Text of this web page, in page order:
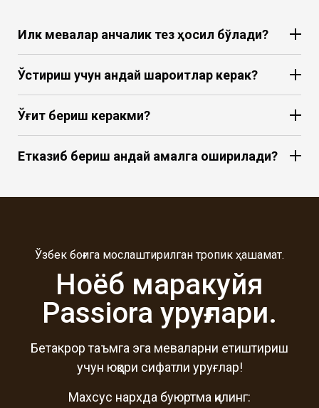
Илк мевалар қанчалик тез ҳосил бўлади?
Ўстириш учун қандай шароитлар керак?
Ўғит бериш керакми?
Етказиб бериш қандай амалга оширилади?
Ўзбек боғига мослаштирилган тропик ҳашамат.
Ноёб маракуйя
Passiora уруғлари.
Бетакрор таъмга эга меваларни етиштириш
учун юқори сифатли уруғлар!
Махсус нархда буюртма қилинг: